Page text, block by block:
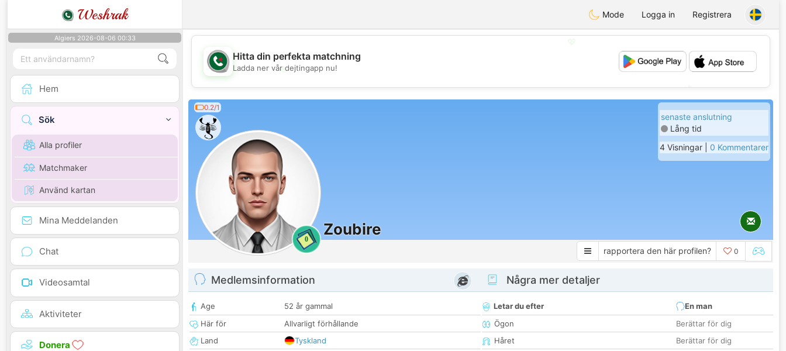
Weshrak Mode Logga in Registrera
Algiers 2026-08-06 00:33
Hem
Sök
Alla profiler
Matchmaker
Använd kartan
Mina Meddelanden
Chat
Videosamtal
Aktiviteter
Donera
💖
💕
Hitta din perfekta matchning
Ladda ner vår dejtingapp nu!
0.2/1
0
Zoubire
senaste anslutning
Lång tid
4 Visningar | 0 Kommentarer
rapportera den här profilen? 0
Medlemsinformation
Age
52 år gammal
Här för
Allvarligt förhållande
Land
Tyskland
Några mer detaljer
Letar du efter
En man
Ögon
Berättar för dig
Håret
Berättar för dig